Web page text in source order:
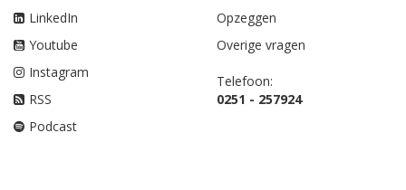
LinkedIn
Youtube
Instagram
RSS
Podcast
Opzeggen
Overige vragen
Telefoon:
0251 - 257924